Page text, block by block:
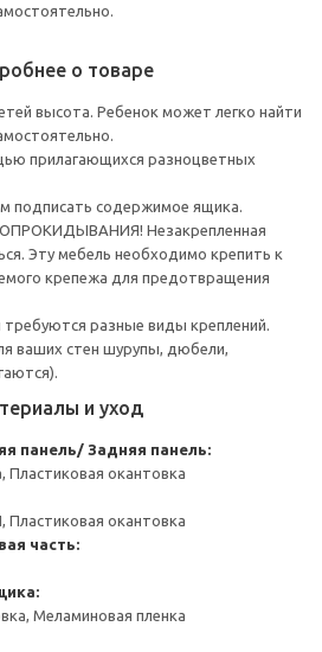
о товаре
высота. Ребенок может легко найти
прилагающихся разноцветных
подписать содержимое ящика.
Незакрепленная
Эту мебель необходимо крепить к
крепежа для предотвращения
требуются разные виды креплений.
ваших стен шурупы, дюбели,
и уход
панель/ Задняя панель:
Пластиковая окантовка
окантовка
часть:
Меламиновая пленка